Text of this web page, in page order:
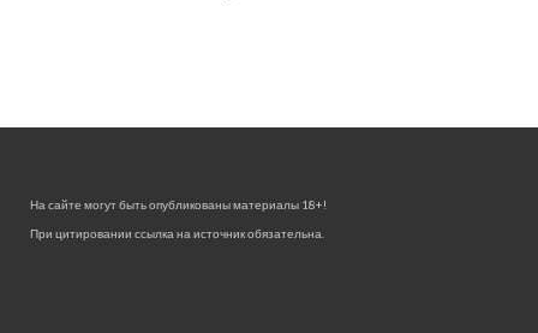
На сайте могут быть опубликованы материалы 18+!
При цитировании ссылка на источник обязательна.